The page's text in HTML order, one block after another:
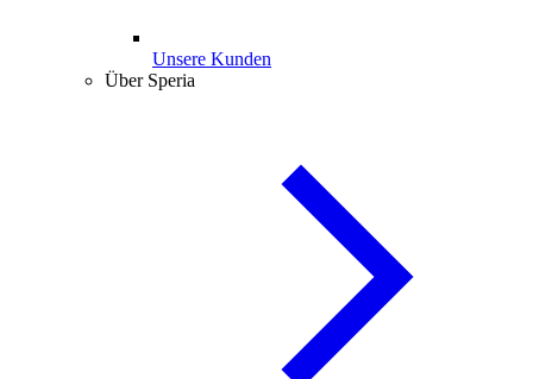
Unsere Kunden
Über Speria